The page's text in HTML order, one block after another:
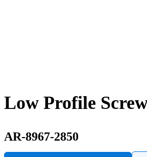
Low Profile
AR-8967-2850